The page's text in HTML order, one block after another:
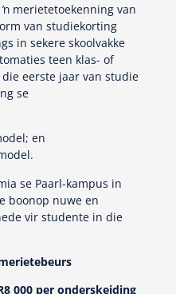
merietetoekenning van
van studiekorting
in sekere skoolvakke
teen klas- of
eerste jaar van studie
se
en
se Paarl-kampus in
boonop nuwe en
vir studente in die
000 per onderskeiding